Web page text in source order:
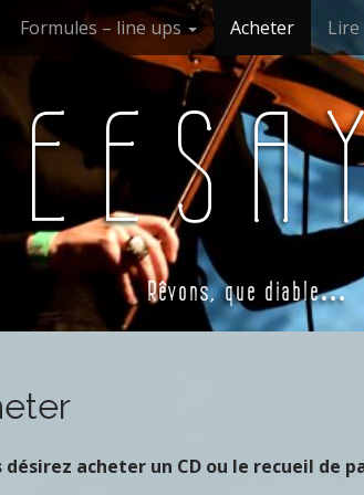
Formules – line ups Acheter Lire
Rêvons, que diable…
désirez acheter un CD ou le recueil de